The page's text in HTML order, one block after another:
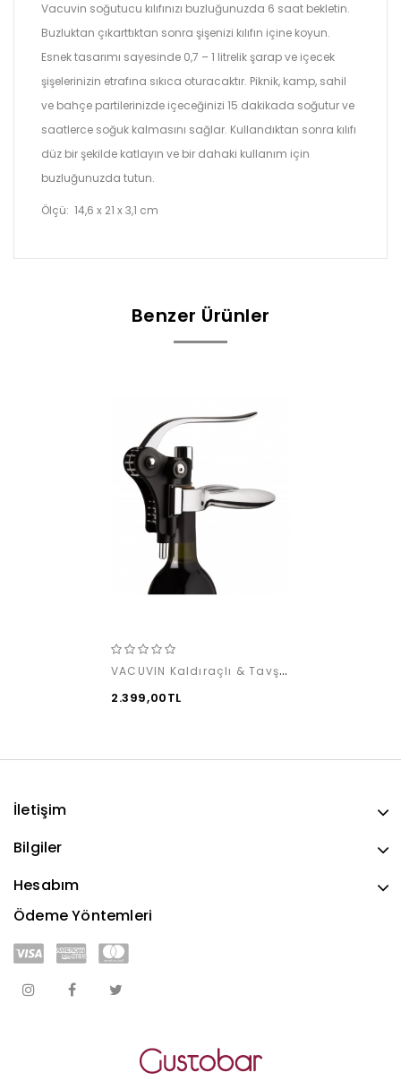
Vacuvin soğutucu kılıfınızı buzluğunuzda 6 saat bekletin.
Buzluktan çıkarttıktan sonra şişenizi kılıfın içine koyun.
Esnek tasarımı sayesinde 0,7 – 1 litrelik şarap ve içecek
şişelerinizin etrafına sıkıca oturacaktır. Piknik, kamp, sahil
ve bahçe partilerinizde içeceğinizi 15 dakikada soğutur ve
saatlerce soğuk kalmasını sağlar. Kullandıktan sonra kılıfı
düz bir şekilde katlayın ve bir dahaki kullanım için
buzluğunuzda tutun.
Ölçü: 14,6 x 21 x 3,1 cm
Benzer Ürünler
VACUVIN Kaldıraçlı & Tavşan Tirbuşon
2.399,00TL
İletişim
Bilgiler
Hesabım
Ödeme Yöntemleri